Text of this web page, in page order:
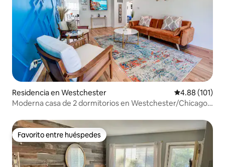
Residencia en Westchester Calificación
4.88 (101)
Moderna casa de 2 dormitorios en Westchester/Chicago
Favorito entre huéspedes
Favorito entre huéspedes